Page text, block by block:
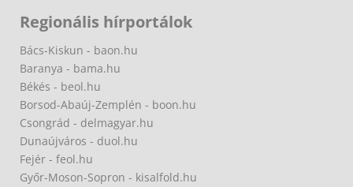
Regionális hírportálok
Bács-Kiskun - baon.hu
Baranya - bama.hu
Békés - beol.hu
Borsod-Abaúj-Zemplén - boon.hu
Csongrád - delmagyar.hu
Dunaújváros - duol.hu
Fejér - feol.hu
Győr-Moson-Sopron - kisalfold.hu